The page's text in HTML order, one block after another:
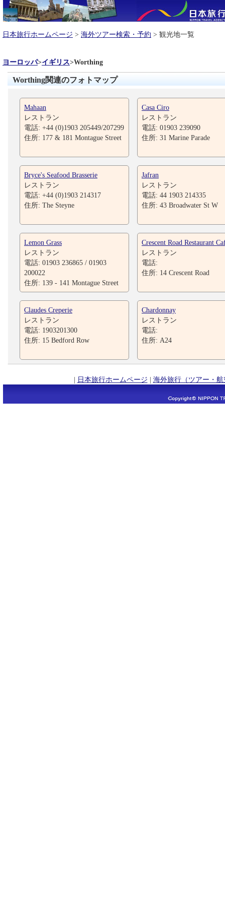
日本旅行ホームページ > 海外ツアー検索・予約 > 観光地一覧
ヨーロッパ>イギリス>Worthing
Worthing関連のフォトマップ
Mahaan
レストラン
電話: +44 (0)1903 205449/207299
住所: 177 & 181 Montague Street
Casa Ciro
レストラン
電話: 01903 239090
住所: 31 Marine Parade
Bryce's Seafood Brasserie
レストラン
電話: +44 (0)1903 214317
住所: The Steyne
Jafran
レストラン
電話: 44 1903 214335
住所: 43 Broadwater St W
Lemon Grass
レストラン
電話: 01903 236865 / 01903
200022
住所: 139 - 141 Montague Street
Crescent Road Restaurant
レストラン
電話:
住所: 14 Crescent Road
Claudes Creperie
レストラン
電話: 1903201300
住所: 15 Bedford Row
Chardonnay
レストラン
電話:
住所: A24
| 日本旅行ホームページ | 海外旅行（ツアー・航